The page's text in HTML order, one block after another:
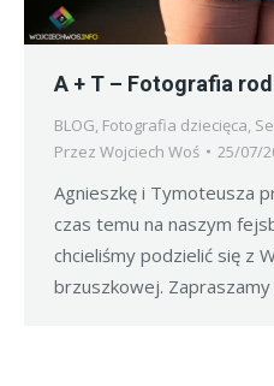
A + T – Fotografia
BLOG Fotografia dziecięca
Przez Wojciech Woś 25/07/
Agnieszkę i Tymoteusza
czas temu na naszym
chcieliśmy podzielić się z
brzuszkowej.